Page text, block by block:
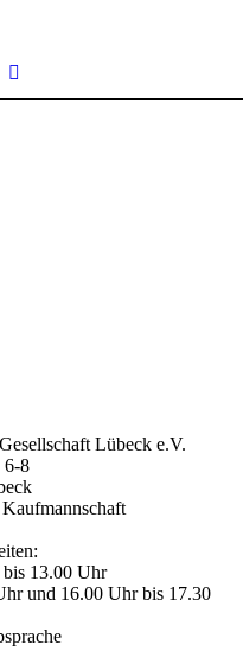
Lübeck e.V.
6-8
bis 13.00 Uhr
und 16.00 Uhr bis 17.30